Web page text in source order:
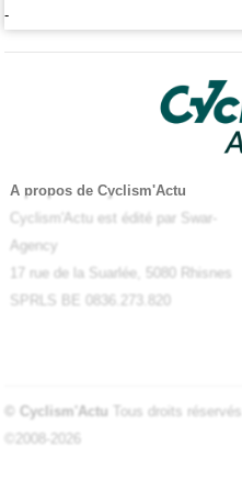
-
A propos de Cyclism'Actu
Cyclism'Actu est édité par Swar-
Agency
17 rue de la Suarlée, 5080 Rhisnes
SPRLS BE 0836.273.820
© Cyclism'Actu Tous droits réservés
©2008-2026